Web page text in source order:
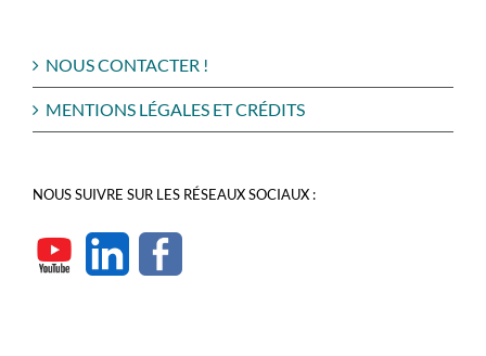
NOUS CONTACTER !
MENTIONS LÉGALES ET CRÉDITS
NOUS SUIVRE SUR LES RÉSEAUX SOCIAUX :